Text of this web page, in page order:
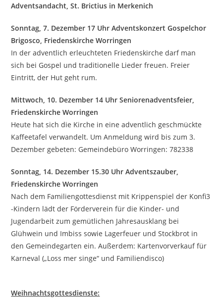
Adventsandacht, St. Brictius in Merkenich
Sonntag, 7. Dezember 17 Uhr Adventskonzert Gospelchor
Brigosco, Friedenskirche Worringen
In der adventlich erleuchteten Friedenskirche darf man
sich bei Gospel und traditionelle Lieder freuen. Freier
Eintritt, der Hut geht rum.
Mittwoch, 10. Dezember 14 Uhr Seniorenadventsfeier,
Friedenskirche Worringen
Heute hat sich die Kirche in eine adventlich geschmückte
Kaffeetafel verwandelt. Um Anmeldung wird bis zum 3.
Dezember gebeten: Gemeindebüro Worringen: 782338
Sonntag, 14. Dezember 15.30 Uhr Adventszauber,
Friedenskirche Worringen
Nach dem Familiengottesdienst mit Krippenspiel der Konfi3
-Kindern lädt der Förderverein für die Kinder- und
Jugendarbeit zum gemütlichen Jahresausklang bei
Glühwein und Imbiss sowie Lagerfeuer und Stockbrot in
den Gemeindegarten ein. Außerdem: Kartenvorverkauf für
Karneval („Loss mer singe“ und Familiendisco)
Weihnachtsgottesdienste: